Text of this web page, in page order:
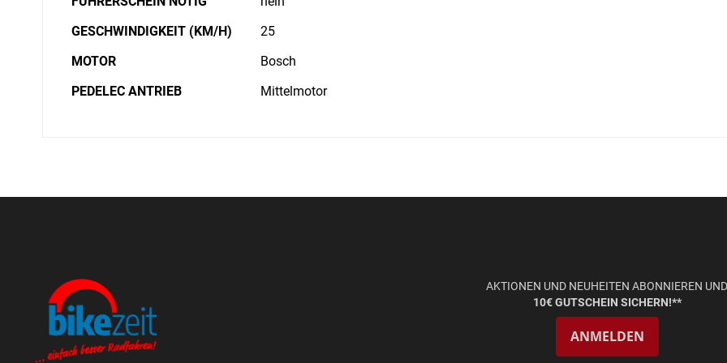
GESCHWINDIGKEIT (KM/H)
25
MOTOR
Bosch
PEDELEC ANTRIEB
Mittelmotor
AKTIONEN UND NEUHEITEN ABONNIEREN UND
10€ GUTSCHEIN SICHERN!**
ANMELDEN